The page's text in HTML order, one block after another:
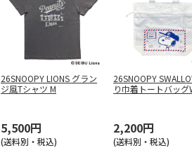
26SNOOPY LIONS グラン
ジ風Tシャツ M
5,500円
(送料別・税込)
26SNOOPY
り巾着トートバッグ
2,200円
(送料別・税込)